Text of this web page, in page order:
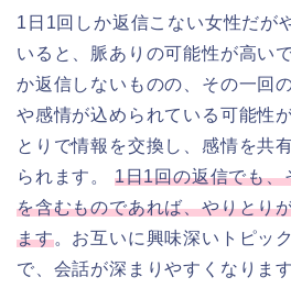
1日1回しか返信こない女性だが
いると、脈ありの可能性が高い
か返信しないものの、その一回
や感情が込められている可能性
とりで情報を交換し、感情を共
られます。 1日1回の返信でも、
を含むものであれば、やりとり
ます。お互いに興味深いトピッ
で、会話が深まりやすくなりま